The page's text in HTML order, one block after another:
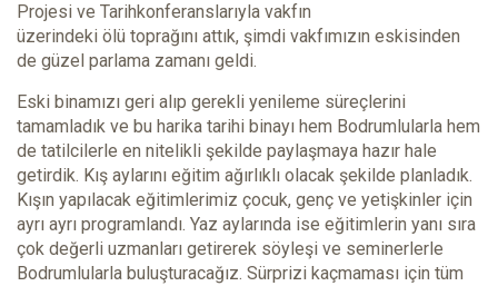
Projesi ve Tarihkonferanslarıyla vakfın
üzerindeki ölü toprağını attık, şimdi vakfımızın eskisinden
de güzel parlama zamanı geldi.
Eski binamızı geri alıp gerekli yenileme süreçlerini
tamamladık ve bu harika tarihi binayı hem Bodrumlularla hem
de tatilcilerle en nitelikli şekilde paylaşmaya hazır hale
getirdik. Kış aylarını eğitim ağırlıklı olacak şekilde planladık.
Kışın yapılacak eğitimlerimiz çocuk, genç ve yetişkinler için
ayrı ayrı programlandı. Yaz aylarında ise eğitimlerin yanı sıra
çok değerli uzmanları getirerek söyleşi ve seminerlerle
Bodrumlularla buluşturacağız. Sürprizi kaçmaması için tüm